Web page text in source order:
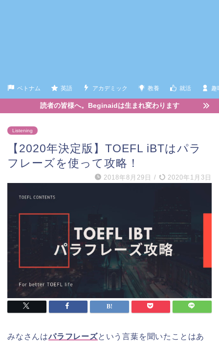
ベトナム 英語 アカデミック 教養 就活 趣
読者の皆様へ。Beginaidは生まれ変わります
Listening
【2020年決定版】TOEFL iBTはパラ
フレーズを使って攻略！
2018年8月29日 / 2020年1月3日
みなさんはパラフレーズという言葉を聞いたことはあ